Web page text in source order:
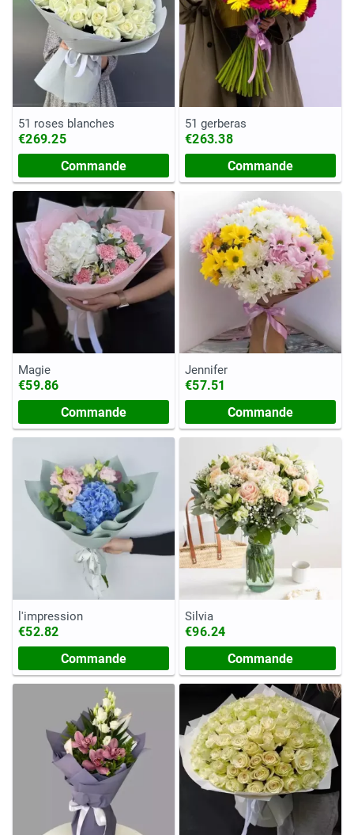
51 roses blanches
€269.25
Commande
51 gerberas
€263.38
Commande
Magie
€59.86
Commande
Jennifer
€57.51
Commande
l'impression
€52.82
Commande
Silvia
€96.24
Commande